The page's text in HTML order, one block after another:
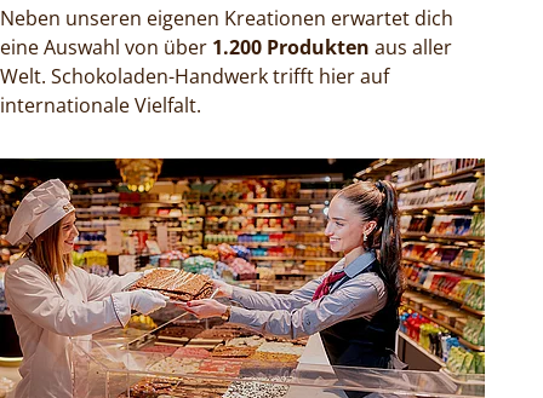
Neben unseren eigenen Kreationen erwartet dich
eine Auswahl von über 1.200 Produkten aus aller
Welt. Schokoladen-Handwerk trifft hier auf
internationale Vielfalt.